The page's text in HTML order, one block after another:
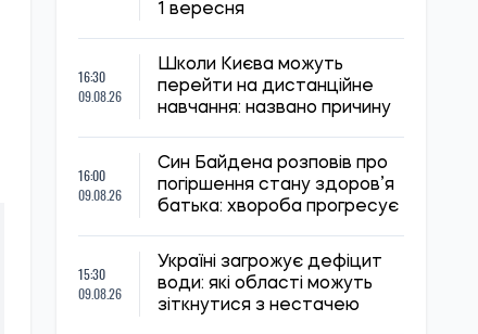
1 вересня
16:30
09.08.26
Школи Києва можуть
перейти на дистанційне
навчання: названо причину
16:00
09.08.26
Син Байдена розповів про
погіршення стану здоров’я
батька: хвороба прогресує
15:30
09.08.26
Україні загрожує дефіцит
води: які області можуть
зіткнутися з нестачею